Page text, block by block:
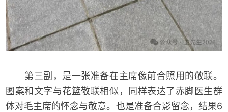
第三副，是一张准备在主席像前合照用的敬联。
图案和文字与花篮敬联相似，同样表达了赤脚医生群
体对毛主席的怀念与敬意。也是准备合影留念，结果6